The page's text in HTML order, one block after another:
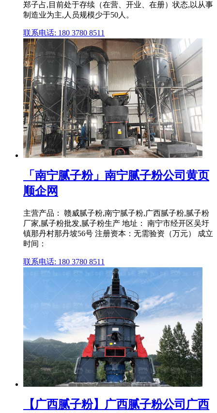
郑子占,目前处于存续（在营、开业、在册）状态,以从事
制造业为主,人员规模少于50人。
联系电话: 180 3780 8511
「南宁腻子粉」南宁腻子粉公司黄页
顺企网
主营产品： 赣威腻子粉,南宁腻子粉,广西腻子粉,腻子粉
厂家,腻子粉批发,腻子粉生产 地址： 南宁市经开区吴圩
镇那丹村那丹坡56号 注册资本：无需验资（万元） 成立
时间：
联系电话: 180 3780 8511
【广西腻子粉】广西腻子粉公司广西